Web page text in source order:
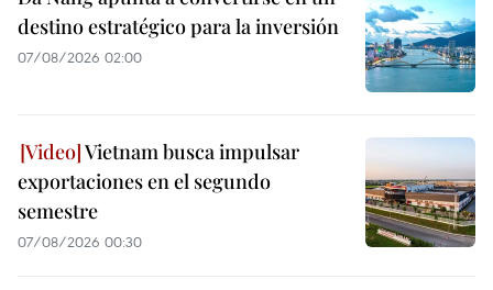
destino estratégico para la inversión
07/08/2026 02:00
Vietnam busca impulsar
exportaciones en el segundo
semestre
07/08/2026 00:30